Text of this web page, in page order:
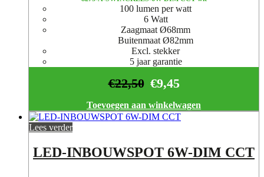
100 lumen per watt
6 Watt
Zaagmaat Ø68mm
Buitenmaat Ø82mm
Excl. stekker
5 jaar garantie
€9,45
€22,50
Toevoegen aan winkelwagen
Lees verder
LED-INBOUWSPOT 6W-DIM CCT